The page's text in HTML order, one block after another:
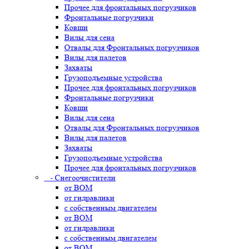
Прочее для фронтальных погрузчиков
Фронтальные погрузчики
Ковши
Вилы для сена
Отвалы для Фронтальных погрузчиков
Вилы для палетов
Захваты
Грузоподъемные устройства
Прочее для фронтальных погрузчиков
Фронтальные погрузчики
Ковши
Вилы для сена
Отвалы для Фронтальных погрузчиков
Вилы для палетов
Захваты
Грузоподъемные устройства
Прочее для фронтальных погрузчиков
- Снегоочистители
от ВОМ
от гидравлики
с собственным двигателем
от ВОМ
от гидравлики
с собственным двигателем